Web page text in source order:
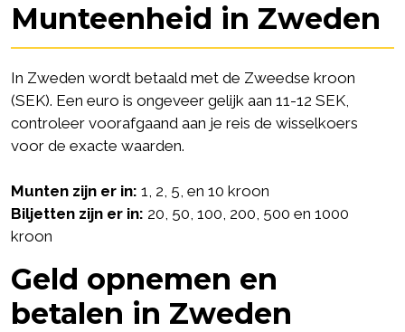
Munteenheid in Zweden
In Zweden wordt betaald met de Zweedse kroon
(SEK). Een euro is ongeveer gelijk aan 11-12 SEK,
controleer voorafgaand aan je reis de wisselkoers
voor de exacte waarden.
Munten zijn er in: 1, 2, 5, en 10 kroon
Biljetten zijn er in: 20, 50, 100, 200, 500 en 1000
kroon
Geld opnemen en
betalen in Zweden